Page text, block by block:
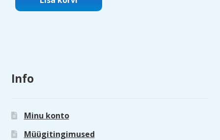
Info
Minu konto
Müügitingimused